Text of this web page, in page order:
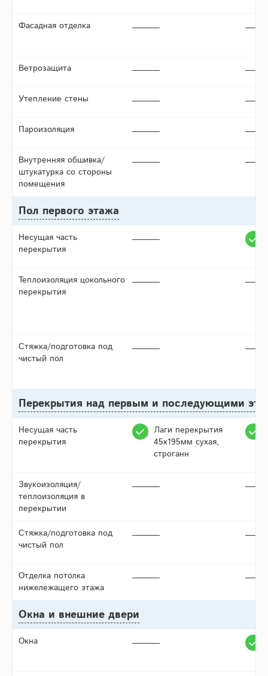
Фасадная отделка
Ветрозащита
Утепление стены
Пароизоляция
Внутренняя обшивка/
штукатурка со стороны
помещения
Пол первого этажа
Несущая часть
перекрытия
Теплоизоляция цокольного
перекрытия
Стяжка/подготовка под
чистый пол
Перекрытия над первым и последующими
Несущая часть
перекрытия
Лаги перекрытия
45х195мм сухая,
строганн
Звукоизоляция/
теплоизоляция в
перекрытии
Стяжка/подготовка под
чистый пол
Отделка потолка
нижележащего этажа
Окна и внешние двери
Окна